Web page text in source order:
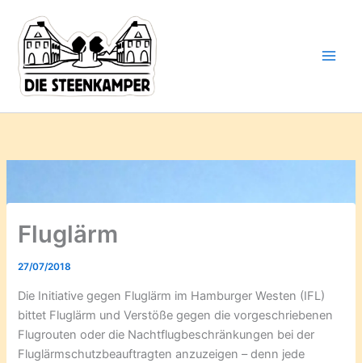
Inhalt
springen
Fluglärm
27/07/2018
Die Initiative gegen Fluglärm im Hamburger Westen (IFL)
bittet Fluglärm und Verstöße gegen die vorgeschriebenen
Flugrouten oder die Nachtflugbeschränkungen bei der
Fluglärmschutzbeauftragten anzuzeigen – denn jede
deine
Mail-
Adresse
ein ...